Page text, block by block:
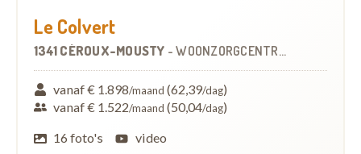
Le Colvert
1341 CÉROUX-MOUSTY -WOONZORGCENTRUM (WZC)
vanaf € 1.898/maand (62,39/dag)
vanaf € 1.522/maand (50,04/dag)
16 foto's
video